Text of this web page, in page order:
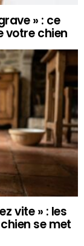
» : ce
votre chien
vite » : les
se met